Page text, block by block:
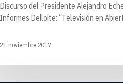
Discurso del Presidente Alejandro
Informes Delloite: “Televisión en
21 noviembre 2017